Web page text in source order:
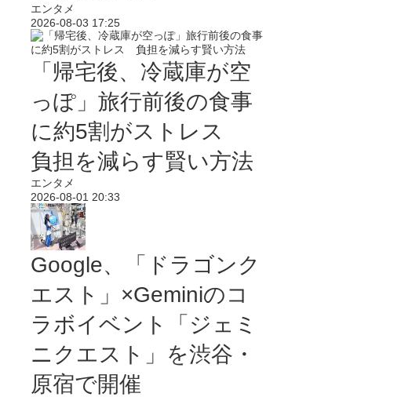
エンタメ
2026-08-03 17:25
「帰宅後、冷蔵庫が空
っぽ」旅行前後の食事
に約5割がストレス
負担を減らす賢い方法
エンタメ
2026-08-01 20:33
Google、「ドラゴンク
エスト」×Geminiのコ
ラボイベント「ジェミ
ニクエスト」を渋谷・
原宿で開催